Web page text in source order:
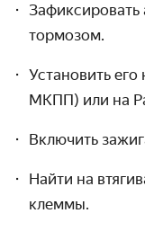
тормозом.
Установить
МКПП) или на
Включить
Найти на
клеммы.